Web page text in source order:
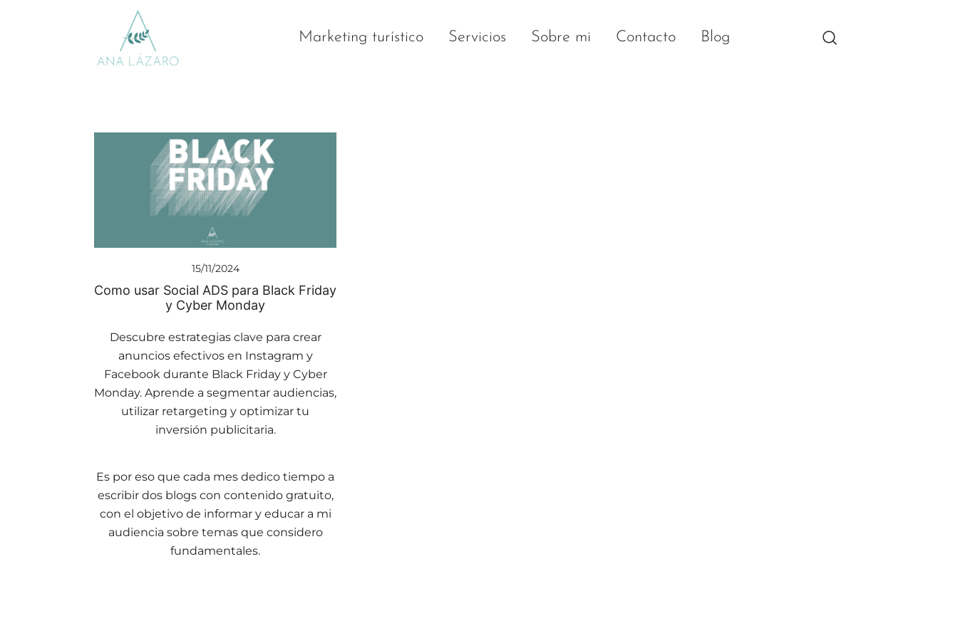
Marketing turístico Servicios Sobre mi Contacto Blog
15/11/2024
Como usar Social ADS para Black Friday
y Cyber Monday
Descubre estrategias clave para crear
anuncios efectivos en Instagram y
Facebook durante Black Friday y Cyber
Monday. Aprende a segmentar audiencias,
utilizar retargeting y optimizar tu
inversión publicitaria.
Es por eso que cada mes dedico tiempo a
escribir dos blogs con contenido gratuito,
con el objetivo de informar y educar a mi
audiencia sobre temas que considero
fundamentales.